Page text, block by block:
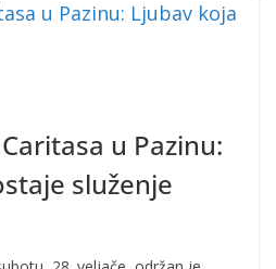
u Pazinu:
služenje